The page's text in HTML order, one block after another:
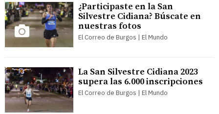
¿Participaste en la San
Silvestre Cidiana? Búscate en
nuestras fotos
El Correo de Burgos | El Mundo
La San Silvestre Cidiana 2023
supera las 6.000 inscripciones
El Correo de Burgos | El Mundo